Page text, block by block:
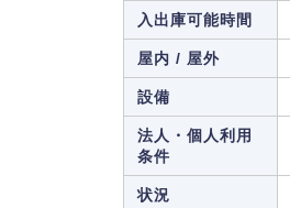
入出庫可能時間
屋内 / 屋外
設備
法人・個人利用
条件
状況